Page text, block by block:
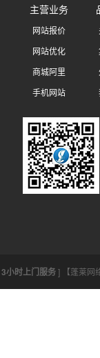
主营业务
网站报价
网站优化
商城阿里
手机网站
3小时上门服务] 【蓬莱网